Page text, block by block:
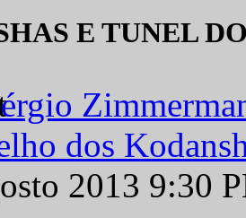
E TUNEL
dos
2013 9:30